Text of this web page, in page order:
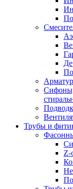
Трубы и
Z-